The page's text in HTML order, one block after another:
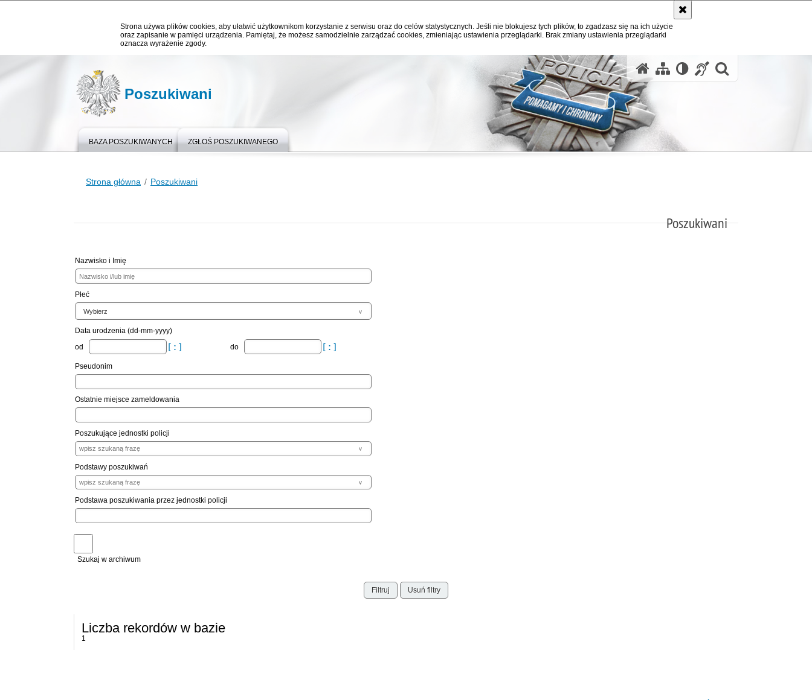
Strona używa plików cookies, aby ułatwić użytkownikom korzystanie z serwisu oraz do celów statystycznych. Jeśli nie blokujesz tych plików, to zgadzasz się na ich użycie
oraz zapisanie w pamięci urządzenia. Pamiętaj, że możesz samodzielnie zarządzać cookies, zmieniając ustawienia przeglądarki. Brak zmiany ustawienia przeglądarki
oznacza wyrażenie zgody.
Poszukiwani
BAZA POSZUKIWANYCH ZGŁOŚ POSZUKIWANEGO
Strona główna Poszukiwani
Poszukiwani
Nazwisko i Imię
Płeć
Data urodzenia (dd-mm-yyyy)
od
do
Pseudonim
Ostatnie miejsce zameldowania
Poszukujące jednostki policji
Podstawy poszukiwań
Podstawa poszukiwania przez jednostki policji
Szukaj w archiwum
Filtruj Usuń filtry
Liczba rekordów w bazie
1